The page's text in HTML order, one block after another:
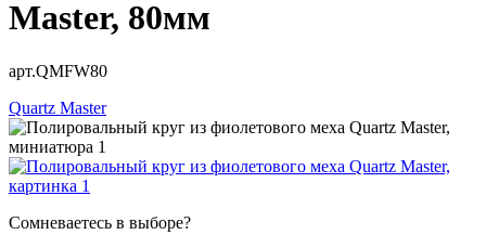
Master, 80мм
арт.QMFW80
Quartz Master
Сомневаетесь в выборе?